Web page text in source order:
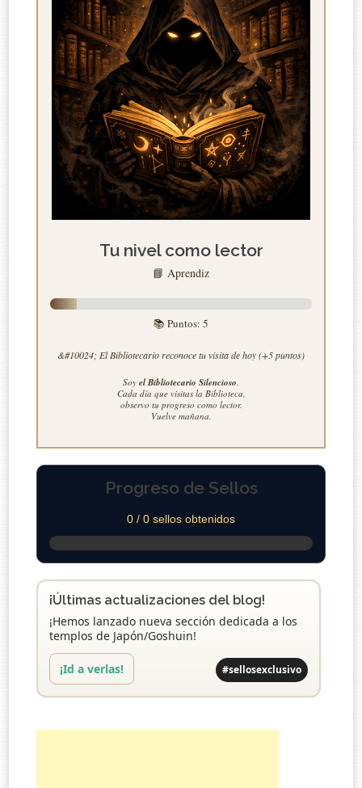
Tu nivel como lector
📘 Aprendiz
📚 Puntos: 5
&#10024; El Bibliotecario reconoce tu visita de hoy (+5 puntos)
Soy el Bibliotecario Silencioso
Cada día que visitas la Biblioteca,
observo tu progreso como lector.
Vuelve mañana.
Progreso de Sellos
0 / 0 sellos obtenidos
¡Últimas actualizaciones del blog!
¡Hemos lanzado nueva sección dedicada a los
templos de Japón/Goshuin!
¡Id a verlas! #sellosexclusivo